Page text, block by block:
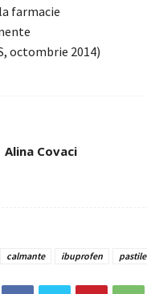
farmacie
octombrie 2014)
Alina Covaci
calmante ibuprofen pastile